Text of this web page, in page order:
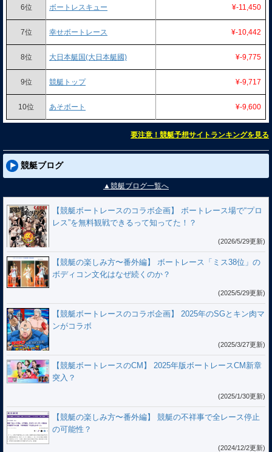
6位 ボートレスキュー ¥-11,450
7位 幸せボートレース ¥-10,442
8位 大日本艇国(大日本艇國) ¥-9,775
9位 競艇トップ ¥-9,717
10位 あそボート ¥-9,600
要注意！競艇予想サイトランキングを見る
競艇ブログ
▲競艇ブログ一覧へ
【競艇ボートレースのコラボ企画】 ボートレース場で“プロ
レス”を無料観戦できるって知ってた！？
(2026/5/29更新)
【競艇の楽しみ方〜番外編】 ボートレース「ミス38位」の
ボディコン文化はなぜ続くのか？
(2025/5/29更新)
【競艇ボートレースのコラボ企画】 2025年のSGとキン肉マ
ンがコラボ
(2025/3/27更新)
【競艇ボートレースのCM】 2025年版ボートレースCM新章
突入？
(2025/1/30更新)
【競艇の楽しみ方〜番外編】 競艇の不祥事で全レース停止
の可能性？
(2024/12/2更新)